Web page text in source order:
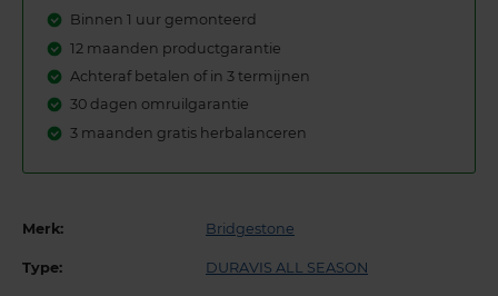
Binnen 1 uur gemonteerd
12 maanden productgarantie
Achteraf betalen of in 3 termijnen
30 dagen omruilgarantie
3 maanden gratis herbalanceren
Merk: Bridgestone
Type: DURAVIS ALL SEASON